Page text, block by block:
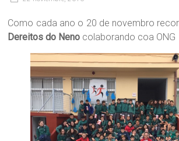
Como cada ano o 20 de novembro
Dereitos do Neno colaborando coa